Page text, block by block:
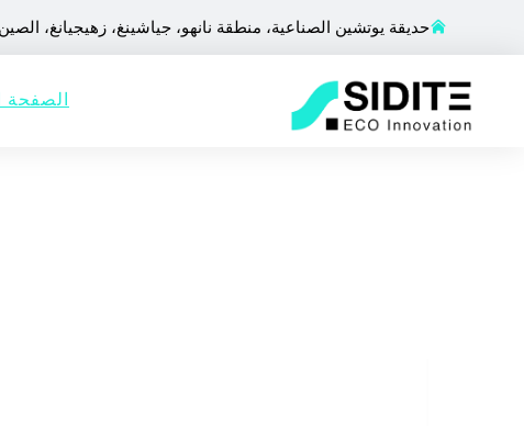
حديقة يوتشين الصناعية، منطقة نانهو، جياشينغ، زهيجيانغ، الصين
الصفحة